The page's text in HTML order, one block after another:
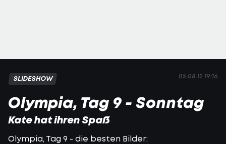
05.08.12 19:16
SLIDESHOW
Olympia, Tag 9 - Sonntag
Kate hat ihren Spaß
Olympia, Tag 9 - die besten Bilder: